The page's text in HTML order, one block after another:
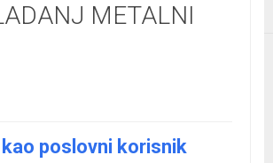
METALNI
poslovni korisnik